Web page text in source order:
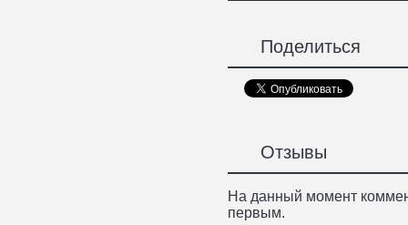
Поделиться
Отзывы
На данный момент
первым.